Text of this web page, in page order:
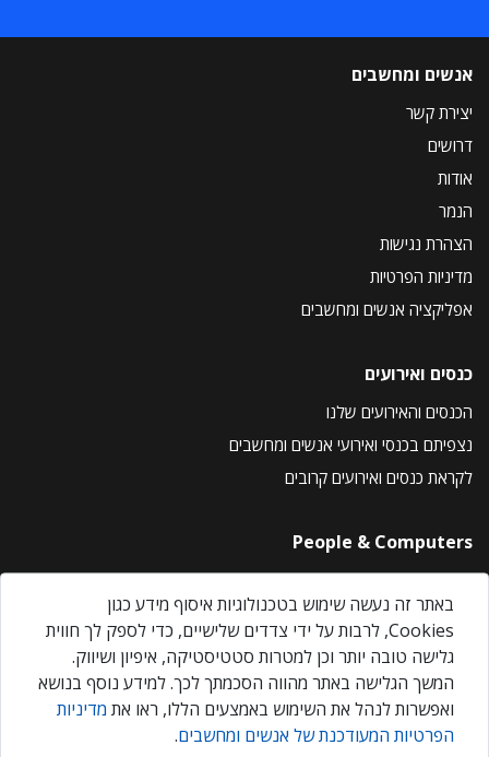
אנשים ומחשבים
יצירת קשר
דרושים
אודות
הנמר
הצהרת נגישות
מדיניות הפרטיות
אפליקציה אנשים ומחשבים
כנסים ואירועים
הכנסים והאירועים שלנו
נצפיתם בכנסי ואירועי אנשים ומחשבים
לקראת כנסים ואירועים קרובים
People & Computers
About Us
Privacy Policy
Contact Us
Our Events
באתר זה נעשה שימוש בטכנולוגיות איסוף מידע כגון
Cookies, לרבות על ידי צדדים שלישיים, כדי לספק לך חווית
גלישה טובה יותר וכן למטרות סטטיסטיקה, איפיון ושיווק.
המשך הגלישה באתר מהווה הסכמתך לכך. למידע נוסף בנושא
ואפשרות לנהל את השימוש באמצעים הללו, ראו את מדיניות
הפרטיות המעודכנת של אנשים ומחשבים.